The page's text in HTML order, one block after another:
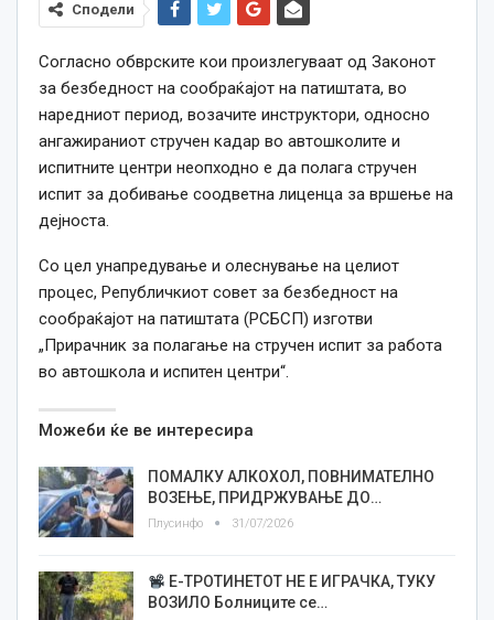
Сподели
Согласно обврските кои произлегуваат од Законот
за безбедност на сообраќајот на патиштата, во
наредниот период, возачите инструктори, односно
ангажираниот стручен кадар во автошколите и
испитните центри неопходно е да полага стручен
испит за добивање соодветна лиценца за вршење на
дејноста.
Со цел унапредување и олеснување на целиот
процес, Републичкиот совет за безбедност на
сообраќајот на патиштата (РСБСП) изготви
„Прирачник за полагање на стручен испит за работа
во автошкола и испитен центри“.
Можеби ќе ве интересира
ПОМАЛКУ АЛКОХОЛ, ПОВНИМАТЕЛНО
ВОЗЕЊЕ, ПРИДРЖУВАЊЕ ДО…
Плусинфо 31/07/2026
Е-ТРОТИНЕТОТ НЕ Е ИГРАЧКА, ТУКУ
ВОЗИЛО Болниците се…